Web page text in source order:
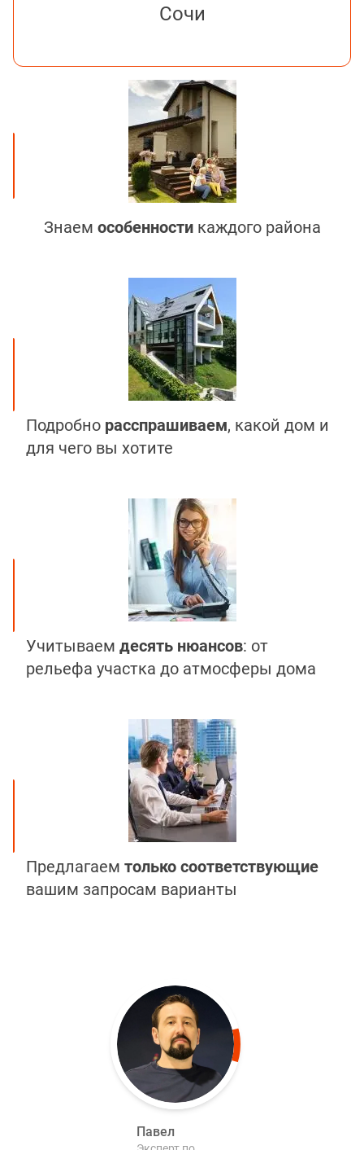
Сочи
Знаем особенностикаждого района
Подробно расспрашиваем, какой дом и
для чего вы хотите
Учитываем десять нюансов: от
рельефа участка до атмосферы дома
Предлагаем только соответствующие
вашим запросам варианты
Павел